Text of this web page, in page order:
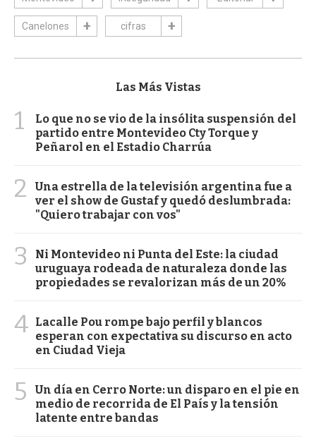
Canelones cifras
Las Más Vistas
1
Lo que no se vio de la insólita suspensión del
partido entre Montevideo Cty Torque y
Peñarol en el Estadio Charrúa
2
Una estrella de la televisión argentina fue a
ver el show de Gustaf y quedó deslumbrada:
"Quiero trabajar con vos"
3
Ni Montevideo ni Punta del Este: la ciudad
uruguaya rodeada de naturaleza donde las
propiedades se revalorizan más de un 20%
4 Lacalle Pou rompe bajo perfil y blancos
esperan con expectativa su discurso en acto
en Ciudad Vieja
5
Un día en Cerro Norte: un disparo en el pie en
medio de recorrida de El País y la tensión
latente entre bandas